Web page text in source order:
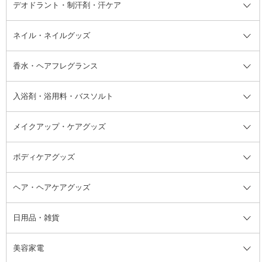
ブースター・導入液
洗い流すパック・マスク
リップクリーム・リップケア
顔用マッサージ料
アイブロウ・眉マスカラ
チーク
ハイライト・シェーディング
レッグ・フットケア
バストケア
ネイルケア
脱毛・除毛ケア
洗い流さないトリートメント
ヘアスタイリング剤
頭皮ケア・育毛剤
その他シャンプー・ヘアケア・ヘ
アスタイリング
日焼け対策・ケア全て
サンオイル・タンニング
その他日焼け対策・UVケア
デオドラント・制汗剤・汗ケア
デオドラント・制汗剤・汗ケア全
て
フット用デオドラント・制汗剤・
汗ケア
ネイル・ネイルグッズ
ネイル・ネイルグッズ全て
ジェルネイル
リムーバー・除光液
香水・ヘアフレグランス
香水・ヘアフレグランス全て
フレグランスミスト
その他香水・ヘアフレグランス
入浴剤・浴用料・バスソルト
入浴剤・浴用料・バスソルト全て
バスソルト
メイクアップ・ケアグッズ
メイクアップ・ケアグッズ全て
コットン・綿棒
洗顔グッズ
ブラシ・チップ
ボディケアグッズ
ボディケアグッズ全て
マッサージ・ボディケアグッズ
かかと・角質ケアグッズ
ヘア・ヘアケアグッズ
ヘア・ヘアケアグッズ全て
ヘアゴム
日用品・雑貨
日用品・雑貨全て
美容家電